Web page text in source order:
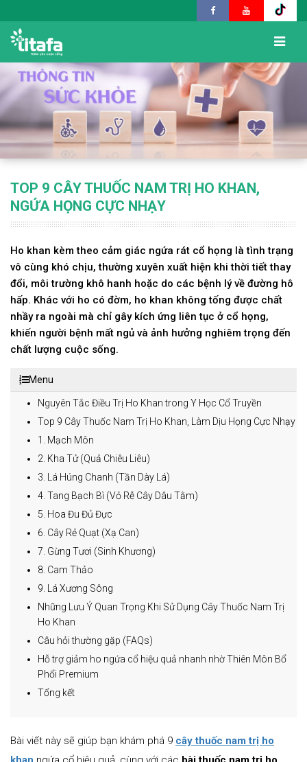
TOP 9 CÂY THUỐC NAM TRỊ HO KHAN,
NGỨA HỌNG CỰC NHẠY
Ho khan kèm theo cảm giác ngứa rát cổ họng là tình trạng
vô cùng khó chịu, thường xuyên xuất hiện khi thời tiết thay
đổi, môi trường khô hanh hoặc do các bệnh lý về đường hô
hấp. Khác với ho có đờm, ho khan không tống được chất
nhầy ra ngoài mà chỉ gây kích ứng liên tục ở cổ họng,
khiến người bệnh mất ngủ và ảnh hưởng nghiêm trọng đến
chất lượng cuộc sống.
Menu
Nguyên Tắc Điều Trị Ho Khan trong Y Học Cổ Truyền
Top 9 Cây Thuốc Nam Trị Ho Khan, Làm Dịu Họng Cực Nhạy
1. Mạch Môn
2. Kha Tử (Quả Chiêu Liêu)
3. Lá Húng Chanh (Tần Dày Lá)
4. Tang Bạch Bì (Vỏ Rễ Cây Dâu Tằm)
5. Hoa Đu Đủ Đực
6. Cây Rẻ Quạt (Xạ Can)
7. Gừng Tươi (Sinh Khương)
8. Cam Thảo
9. Lá Xương Sông
Những Lưu Ý Quan Trọng Khi Sử Dụng Cây Thuốc Nam Trị
Ho Khan
Câu hỏi thường gặp (FAQs)
Hỗ trợ giảm ho ngứa cổ hiệu quả nhanh nhờ Thiên Môn Bổ
Phổi Premium
Tổng kết
Bài viết này sẽ giúp bạn khám phá 9 cây thuốc nam trị ho